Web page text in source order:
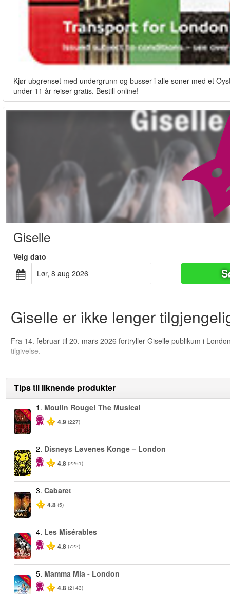
Kjør ubgrenset med undergrunn og busser i alle soner med et
under 11 år reiser gratis. Bestill online!
Giselle
Velg dato
lør, 8 aug 2026
Giselle er ikke lenger
Fra 14. februar til 20. mars 2026 fortryller Giselle publikum i
tilgivelse.
Tips til liknende produkter
-50%
1. Moulin Rouge! The Musical
4.9 (227)
2. Disneys Løvenes Konge – London
4.8 (2261)
3. Cabaret
4.8 (5)
-40%
4. Les Misérables
4.8 (722)
-40%
5. Mamma Mia - London
4.8 (2143)